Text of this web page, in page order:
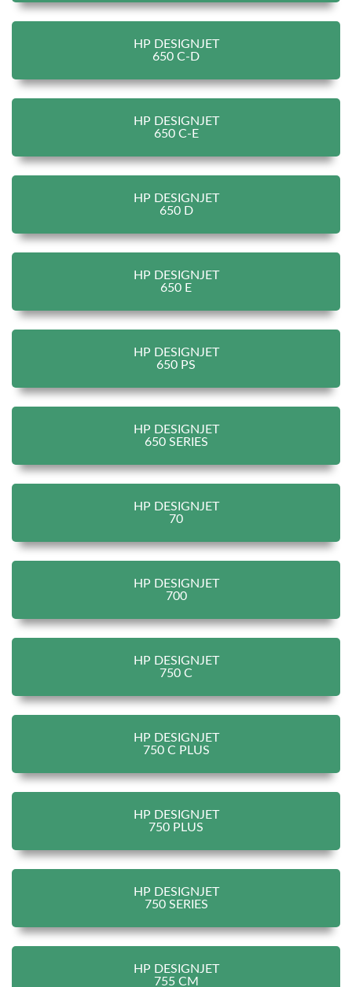
HP DESIGNJET
650 C-D
HP DESIGNJET
650 C-E
HP DESIGNJET
650 D
HP DESIGNJET
650 E
HP DESIGNJET
650 PS
HP DESIGNJET
650 SERIES
HP DESIGNJET
70
HP DESIGNJET
700
HP DESIGNJET
750 C
HP DESIGNJET
750 C PLUS
HP DESIGNJET
750 PLUS
HP DESIGNJET
750 SERIES
HP DESIGNJET
755 CM